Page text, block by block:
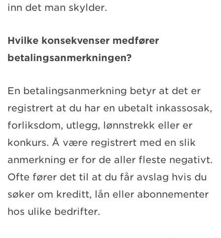
inn det man skylder.
Hvilke konsekvenser medfører
betalingsanmerkningen?
En betalingsanmerkning betyr at det er
registrert at du har en ubetalt inkassosak,
forliksdom, utlegg, lønnstrekk eller er
konkurs. Å være registrert med en slik
anmerkning er for de aller fleste negativt.
Ofte fører det til at du får avslag hvis du
søker om kreditt, lån eller abonnementer
hos ulike bedrifter.